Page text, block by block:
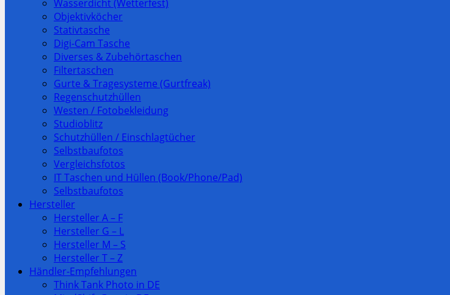
Wasserdicht (Wetterfest)
Objektivköcher
Stativtasche
Digi-Cam Tasche
Diverses & Zubehörtaschen
Filtertaschen
Gurte & Tragesysteme (Gurtfreak)
Regenschutzhüllen
Westen / Fotobekleidung
Studioblitz
Schutzhüllen / Einschlagtücher
Selbstbaufotos
Vergleichsfotos
IT Taschen und Hüllen (Book/Phone/Pad)
Selbstbaufotos
Hersteller
Hersteller A – F
Hersteller G – L
Hersteller M – S
Hersteller T – Z
Händler-Empfehlungen
Think Tank Photo in DE